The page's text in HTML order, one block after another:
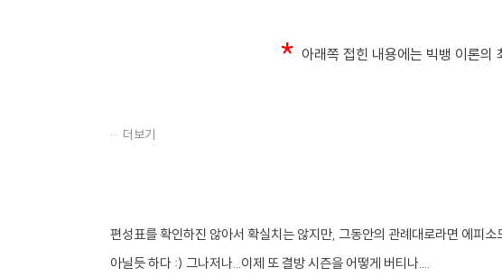
* 아래쪽 접힌 내용에는 빅뱅 이론의
더보기
편성표를 확인하진 않아서 확실치는 않지만, 그동안의 관례대로라면 에피
아닐듯 하다 :) 그나저나...이제 또 결방 시즌을 어떻게 버티나....